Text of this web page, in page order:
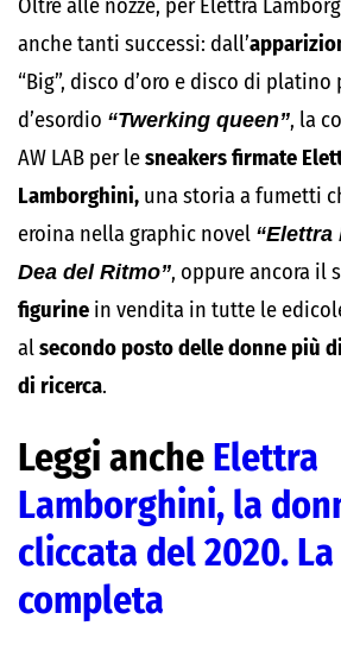
Oltre alle nozze, per Elettra
anche tanti successi: dall’
“Big”, disco d’oro e disco di
d’esordio “Twerking queen”, la
AW LAB per lesneakers firmate
Lamborghini, una storia a fumetti
eroina nella graphic novel “Elettra
Dea del Ritmo”, oppure ancora il
figurine in vendita in tutte le
alsecondo posto delle donne più
di ricerca.
Leggi anche Elettra
Lamborghini, la
cliccata del 2020.
completa